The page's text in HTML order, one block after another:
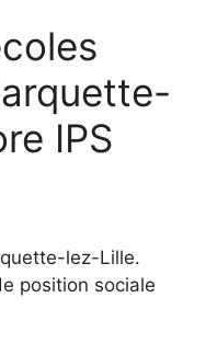
IPS
lez-Lille.
position sociale